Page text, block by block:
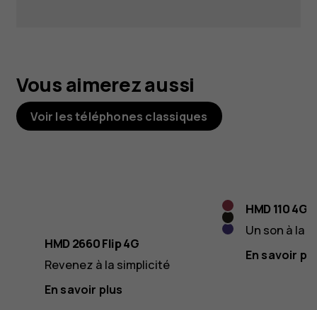
Vous aimerez aussi
Voir les téléphones classiques
Raspberry
Red
Cosy
Black
Violet
HMD 2660 Flip 4G
Revenez à la simplicité
En savoir plus
HMD 110 4G
Un son à la
En savoir